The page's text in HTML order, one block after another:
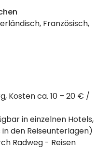
Französisch,
Kosten ca. 10 – 20 € /
in einzelnen Hotels,
den Reiseunterlagen)
Radweg - Reisen